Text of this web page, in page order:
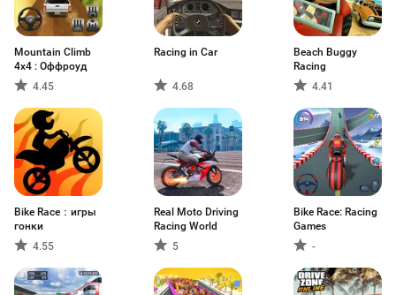
Mountain Climb
4x4 : Оффроуд
4.45
Racing in Car
4.68
Beach Buggy
Racing
4.41
Bike Race：игры
гонки
4.55
Real Moto Driving
Racing World
5
Bike Race: Racing
Games
-